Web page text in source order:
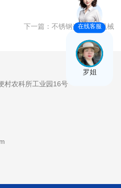
下一篇： 不锈钢光伏水槽机械
村农科所工业园16号
在线客服
罗姐